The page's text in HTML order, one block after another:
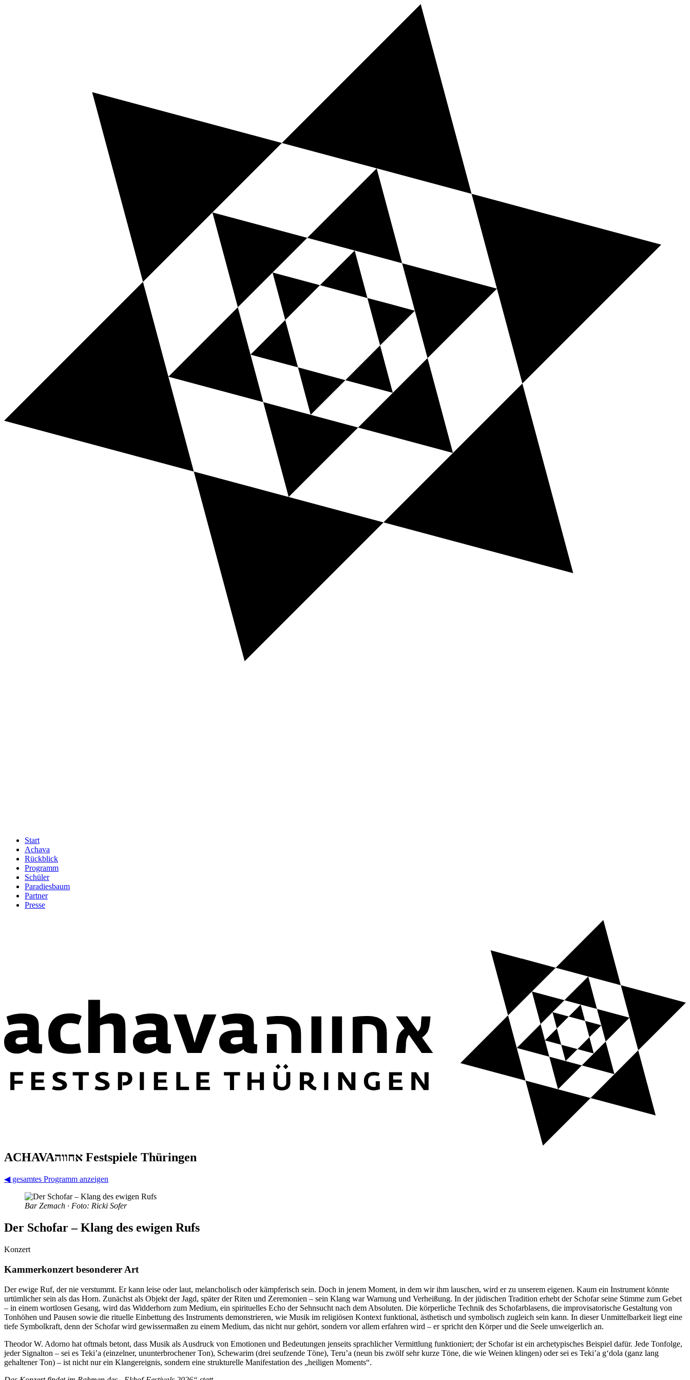
Start
Achava
Rückblick
Programm
Schüler
Paradiesbaum
Partner
Presse
ACHAVAאחווה Fest­spiele Thüringen
◀gesamtes Programm anzeigen
Bar Zemach · Foto: Ricki Sofer
Der Schofar – Klang des ewigen Rufs
Konzert
Kammerkonzert besonderer Art
Der ewige Ruf, der nie verstummt. Er kann leise oder laut, melancholisch oder kämpferisch sein. Doch in jenem Moment, in dem wir ihm lauschen, wird er zu unserem eigenen. Kaum ein Instrument könnte
urtümlicher sein als das Horn. Zunächst als Objekt der Jagd, später der Riten und Zeremonien – sein Klang war Warnung und Verheißung. In der jüdischen Tradition erhebt der Schofar seine Stimme zum Gebet
– in einem wortlosen Gesang, wird das Widderhorn zum Medium, ein spirituelles Echo der Sehnsucht nach dem Absoluten. Die körperliche Technik des Schofar­blasens, die improvisatorische Gestaltung von
Tonhöhen und Pausen sowie die rituelle Einbettung des Instruments demonstrieren, wie Musik im religiösen Kontext funktional, ästhetisch und symbolisch zugleich sein kann. In dieser Unmittelbarkeit liegt eine
tiefe Symbolkraft, denn der Schofar wird gewissermaßen zu einem Medium, das nicht nur gehört, sondern vor allem erfahren wird – er spricht den Körper und die Seele unweigerlich an.
Theodor W. Adorno hat oftmals betont, dass Musik als Ausdruck von Emotionen und Bedeutungen jenseits sprachlicher Vermittlung funktioniert; der Schofar ist ein archetypisches Beispiel dafür. Jede Tonfolge,
jeder Signalton – sei es Teki’a (einzelner, ununterbrochener Ton), Schewarim (drei seufzende Töne), Teru’a (neun bis zwölf sehr kurze Töne, die wie Weinen klingen) oder sei es Teki’a g‘dola (ganz lang
gehaltener Ton) – ist nicht nur ein Klangereignis, sondern eine strukturelle Manifestation des „heiligen Moments“.